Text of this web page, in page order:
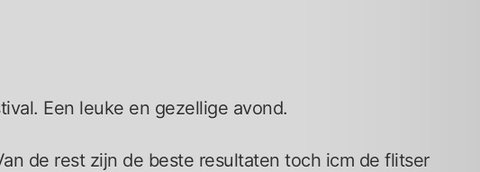
Een leuke en gezellige avond.
de rest zijn de beste resultaten toch icm de flitser